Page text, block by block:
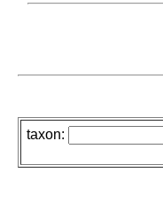
taxon: